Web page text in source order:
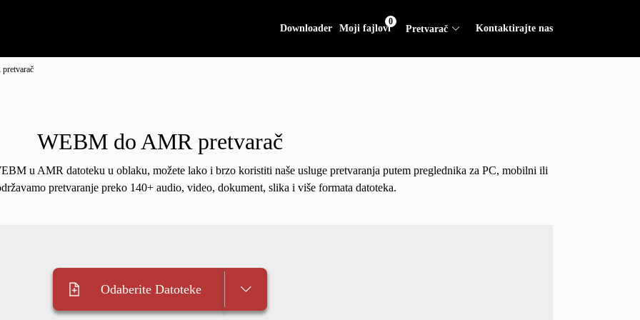
Downloader Moji fajlovi
0
Pretvarač Kontaktirajte nas
WEBM do AMR pretvarač
u AMR datoteku u oblaku, možete lako i brzo koristiti naše usluge pretvaranja putem preglednika za PC, mobilni ili
pretvaranje preko 140+ audio, video, dokument, slika i više formata datoteka.
Odaberite Datoteke